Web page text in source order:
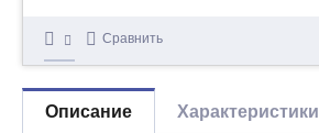
Сравнить
Описание Характеристики